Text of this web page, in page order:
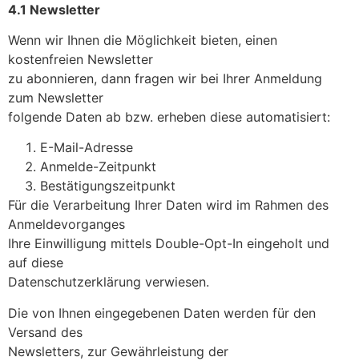
4.1 Newsletter
Wenn wir Ihnen die Möglichkeit bieten, einen
kostenfreien Newsletter
zu abonnieren, dann fragen wir bei Ihrer Anmeldung
zum Newsletter
folgende Daten ab bzw. erheben diese automatisiert:
E-Mail-Adresse
Anmelde-Zeitpunkt
Bestätigungszeitpunkt
Für die Verarbeitung Ihrer Daten wird im Rahmen des
Anmeldevorganges
Ihre Einwilligung mittels Double-Opt-In eingeholt und
auf diese
Datenschutzerklärung verwiesen.
Die von Ihnen eingegebenen Daten werden für den
Versand des
Newsletters, zur Gewährleistung der